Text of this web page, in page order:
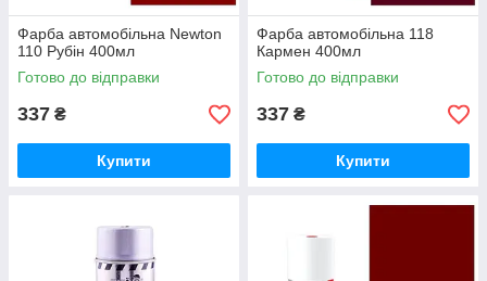
Фарба автомобільна Newton
110 Рубін 400мл
Готово до відправки
337 ₴
Купити
Фарба автомобільна 118
Кармен 400мл
Готово до відправки
337 ₴
Купити